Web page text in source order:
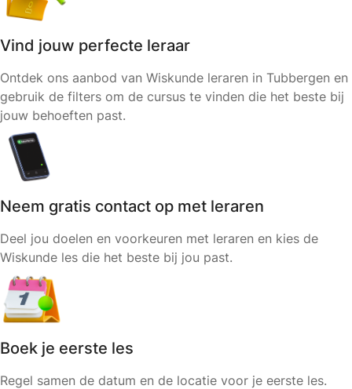
Vind jouw perfecte leraar
Ontdek ons aanbod van Wiskunde leraren in Tubbergen en
gebruik de filters om de cursus te vinden die het beste bij
jouw behoeften past.
Neem gratis contact op met leraren
Deel jou doelen en voorkeuren met leraren en kies de
Wiskunde les die het beste bij jou past.
Boek je eerste les
Regel samen de datum en de locatie voor je eerste les.